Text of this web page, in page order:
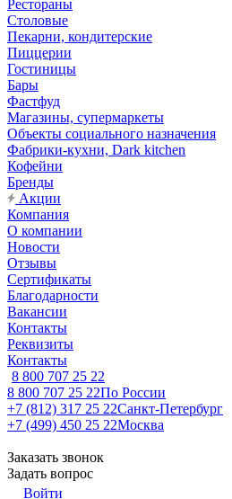
Рестораны
Столовые
Пекарни, кондитерские
Пиццерии
Гостиницы
Бары
Фастфуд
Магазины, супермаркеты
Объекты социального назначения
Фабрики-кухни, Dark kitchen
Кофейни
Бренды
Акции
Компания
О компании
Новости
Отзывы
Сертификаты
Благодарности
Вакансии
Контакты
Реквизиты
Контакты
8 800 707 25 22
8 800 707 25 22По России
+7 (812) 317 25 22Санкт-Петербург
+7 (499) 450 25 22Москва
Заказать звонок
Задать вопрос
Войти